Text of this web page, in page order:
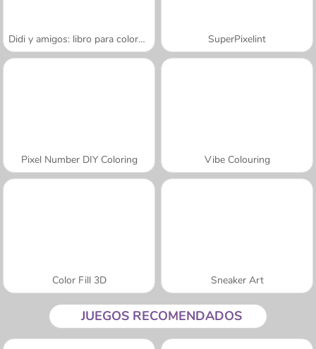
Didi y amigos: libro para colorear SuperPixelint
Pixel Number DIY Coloring Vibe Colouring
Color Fill 3D Sneaker Art
JUEGOS RECOMENDADOS